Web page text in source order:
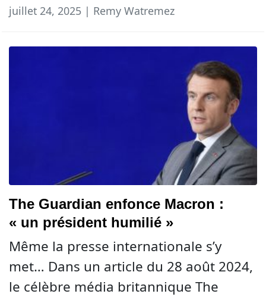
juillet 24, 2025 | Remy Watremez
The Guardian enfonce Macron :
« un président humilié »
Même la presse internationale s’y
met… Dans un article du 28 août 2024,
le célèbre média britannique The